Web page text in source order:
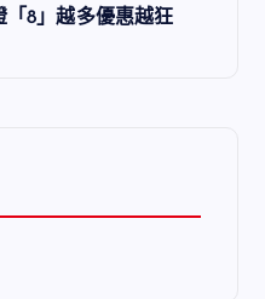
8」越多優惠越狂